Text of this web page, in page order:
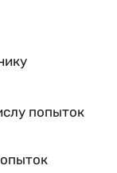
попыток